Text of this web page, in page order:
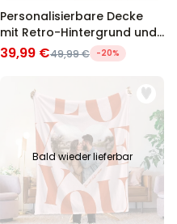
Personalisierbare Decke
mit Retro-Hintergrund und
Name
39,99 €49,99 € -20%
Bald wieder lieferbar